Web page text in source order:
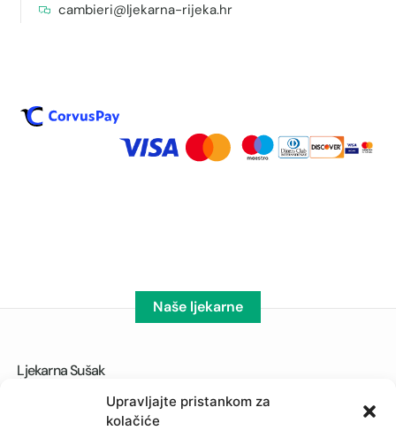
Upravljajte pristankom za
kolačiće
cambieri@ljekarna-rijeka.hr
Naše ljekarne
Ljekarna Sušak
051/337-238
albahari@ljekarna-rijeka.hr